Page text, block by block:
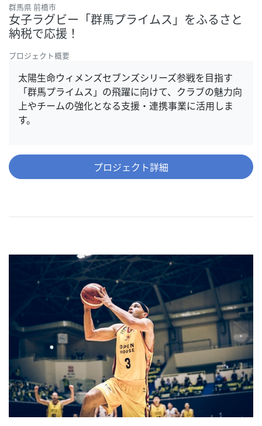
群馬県 前橋市
女子ラグビー「群馬プライムス」をふるさと
納税で応援！
プロジェクト概要
太陽生命ウィメンズセブンズシリーズ参戦を目指す
「群馬プライムス」の飛躍に向けて、クラブの魅力向
上やチームの強化となる支援・連携事業に活用しま
す。
プロジェクト詳細